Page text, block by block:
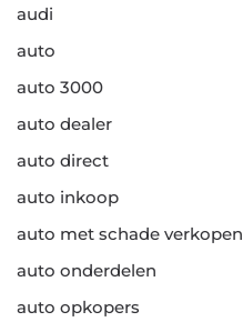
audi
auto
auto 3000
auto dealer
auto direct
auto inkoop
auto met schade verkopen
auto onderdelen
auto opkopers